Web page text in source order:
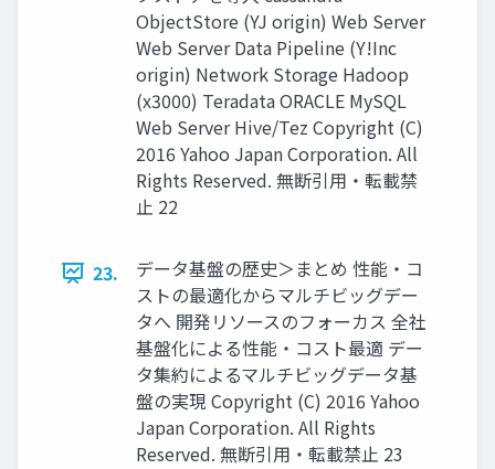
ObjectStore (YJ origin) Web Server
Web Server Data Pipeline (Y!Inc
origin) Network Storage Hadoop
(x3000) Teradata ORACLE MySQL
Web Server Hive/Tez Copyright (C)
2016 Yahoo Japan Corporation. All
Rights Reserved. 無断引用・転載禁
止 22
23.
データ基盤の歴史＞まとめ 性能・コ
ストの最適化からマルチビッグデー
タへ 開発リソースのフォーカス 全社
基盤化による性能・コスト最適 デー
タ集約によるマルチビッグデータ基
盤の実現 Copyright (C) 2016 Yahoo
Japan Corporation. All Rights
Reserved. 無断引用・転載禁止 23